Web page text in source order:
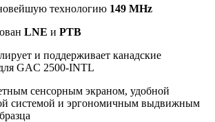
технологию 149 MHz
LNE и PTB
и поддерживает канадские
GAC 2500-INTL
сенсорным экраном, удобной
системой и эргономичным выдвижным